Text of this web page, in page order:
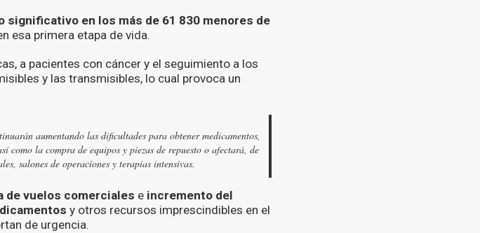
en los más de 61 830 menores de
esa primera etapa de vida.
a pacientes con cáncer y el seguimiento a los
y las transmisibles, lo cual provoca un
aumentando las dificultades para obtener medicamentos,
como la compra de equipos y piezas de repuesto o afectará, de
salones de operaciones y terapias intensivas.
de vuelos comerciales e incremento del
y otros recursos imprescindibles en el
de urgencia.